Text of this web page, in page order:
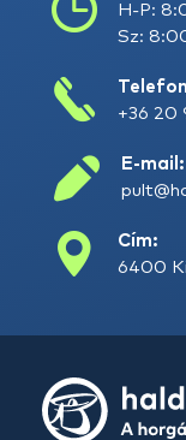
H-P:
Sz:
+36 20
E-mail:
Cím:
6400